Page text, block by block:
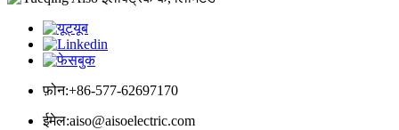
फ़ोन:+86-577-62697170
ईमेल:aiso@aisoelectric.com